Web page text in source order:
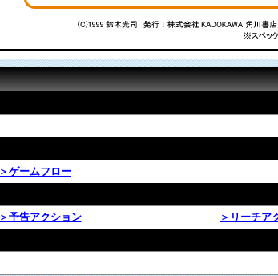
＞ゲームフロー
＞予告アクション
＞リーチア